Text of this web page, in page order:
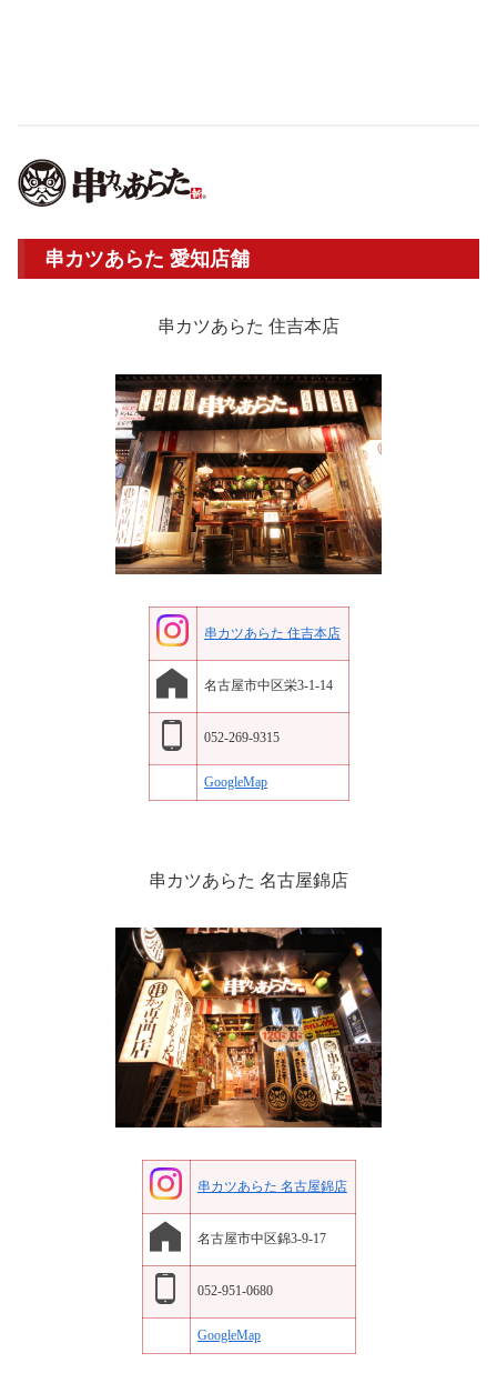
串カツあらた 愛知店舗
串カツあらた 住吉本店
串カツあらた 住吉本店
名古屋市中区栄3-1-14
052-269-9315
GoogleMap
串カツあらた 名古屋錦店
串カツあらた 名古屋錦店
名古屋市中区錦3-9-17
052-951-0680
GoogleMap